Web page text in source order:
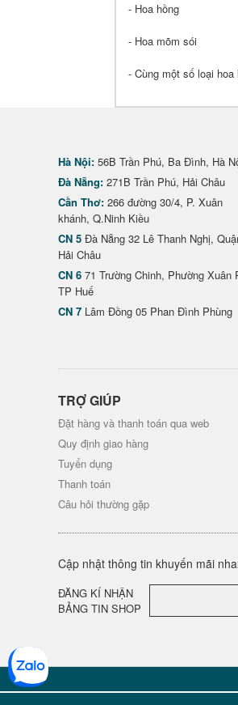
- Hoa hồng
- Hoa mõm sói
- Cùng một số loại
Hà Nội: 56B Trần Phú, Ba Đình, Hà
Đà Nẵng: 271B Trần Phú, Hải Châu
Cần Thơ: 266 đường 30/4, P. Xuân
khánh, Q.Ninh Kiều
CN 5 Đà Nẵng 32 Lê Thanh Nghị,
Hải Châu
CN 6 71 Trường Chinh, Phường Xuân
TP Huế
CN 7 Lâm Đồng 05 Phan Đình Phùng
TRỢ GIÚP
Đặt hàng và thanh toán qua web
Quy định giao hàng
Tuyển dụng
Thanh toán
Câu hỏi thường gặp
Cập nhật thông tin khuyến mãi
ĐĂNG KÍ NHẬN
BẢNG TIN SHOP